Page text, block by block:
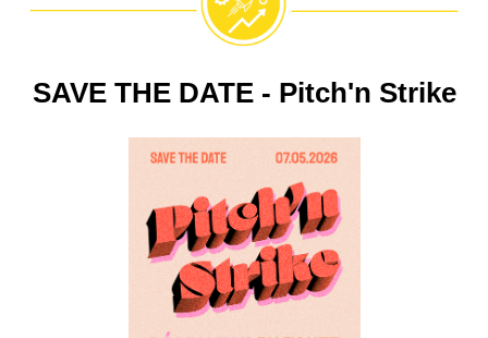
SAVE THE DATE - Pitch'n Strike